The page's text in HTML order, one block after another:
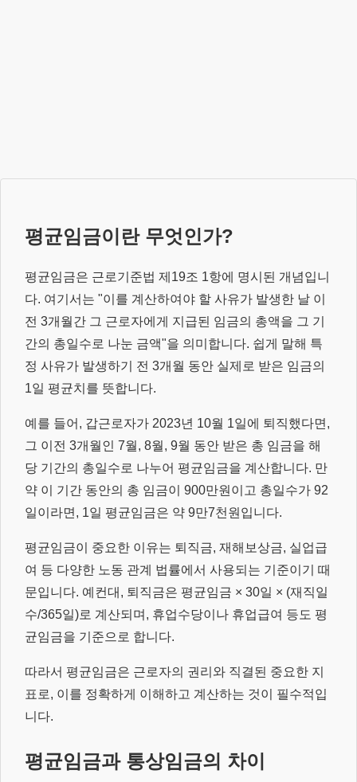
평균임금이란 무엇인가?
평균임금은 근로기준법 제19조 1항에 명시된 개념입니
다. 여기서는 "이를 계산하여야 할 사유가 발생한 날 이
전 3개월간 그 근로자에게 지급된 임금의 총액을 그 기
간의 총일수로 나눈 금액"을 의미합니다. 쉽게 말해 특
정 사유가 발생하기 전 3개월 동안 실제로 받은 임금의
1일 평균치를 뜻합니다.
예를 들어, 갑근로자가 2023년 10월 1일에 퇴직했다면,
그 이전 3개월인 7월, 8월, 9월 동안 받은 총 임금을 해
당 기간의 총일수로 나누어 평균임금을 계산합니다. 만
약 이 기간 동안의 총 임금이 900만원이고 총일수가 92
일이라면, 1일 평균임금은 약 9만7천원입니다.
평균임금이 중요한 이유는 퇴직금, 재해보상금, 실업급
여 등 다양한 노동 관계 법률에서 사용되는 기준이기 때
문입니다. 예컨대, 퇴직금은 평균임금 × 30일 × (재직일
수/365일)로 계산되며, 휴업수당이나 휴업급여 등도 평
균임금을 기준으로 합니다.
따라서 평균임금은 근로자의 권리와 직결된 중요한 지
표로, 이를 정확하게 이해하고 계산하는 것이 필수적입
니다.
평균임금과 통상임금의 차이